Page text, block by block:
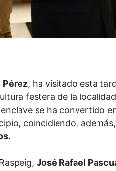
Pérez, ha visitado esta
festera de la
se ha convertido
coincidiendo,
.
José Rafael